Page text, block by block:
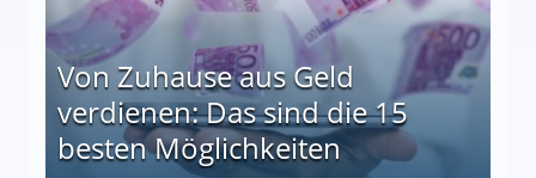
Von Zuhause aus Geld
verdienen: Das sind die 15
besten Möglichkeiten